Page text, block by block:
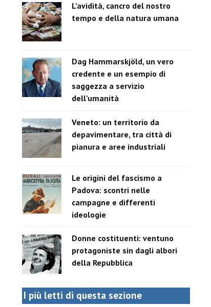
L’avidità, cancro del nostro
tempo e della natura umana
Dag Hammarskjöld, un vero
credente e un esempio di
saggezza a servizio
dell’umanità
Veneto: un territorio da
depavimentare, tra città di
pianura e aree industriali
Le origini del fascismo a
Padova: scontri nelle
campagne e differenti
ideologie
Donne costituenti: ventuno
protagoniste sin dagli albori
della Repubblica
I più letti di questa sezione